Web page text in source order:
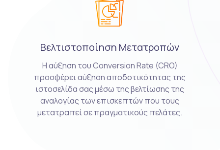
Βελτιστοποίηση Μετατροπών
Η αύξηση του Conversion Rate (CRO)
προσφέρει αύξηση αποδοτικότητας της
ιστοσελίδα σας μέσω της βελτίωσης της
αναλογίας των επισκεπτών που τους
μετατραπεί σε πραγματικούς πελάτες.